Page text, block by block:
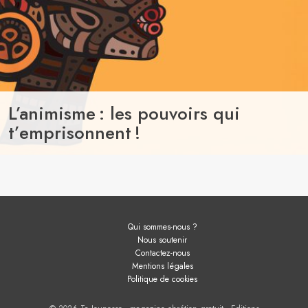
L’animisme : les pouvoirs qui
t’emprisonnent !
Qui sommes-nous ?
Nous soutenir
Contactez-nous
Mentions légales
Politique de cookies